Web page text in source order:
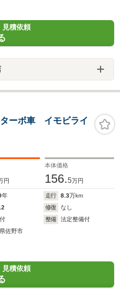
見積依頼
ーボ車 イモビライ
円
本体価格
156.5万円
年 走行 8.3万km
修復
なし
整備
法定整備付
佐野市
見積依頼